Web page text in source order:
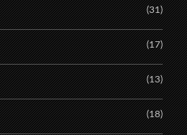
(31)
(17)
(13)
(18)